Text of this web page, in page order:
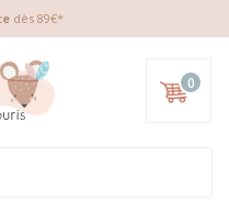
dès 89€*
0